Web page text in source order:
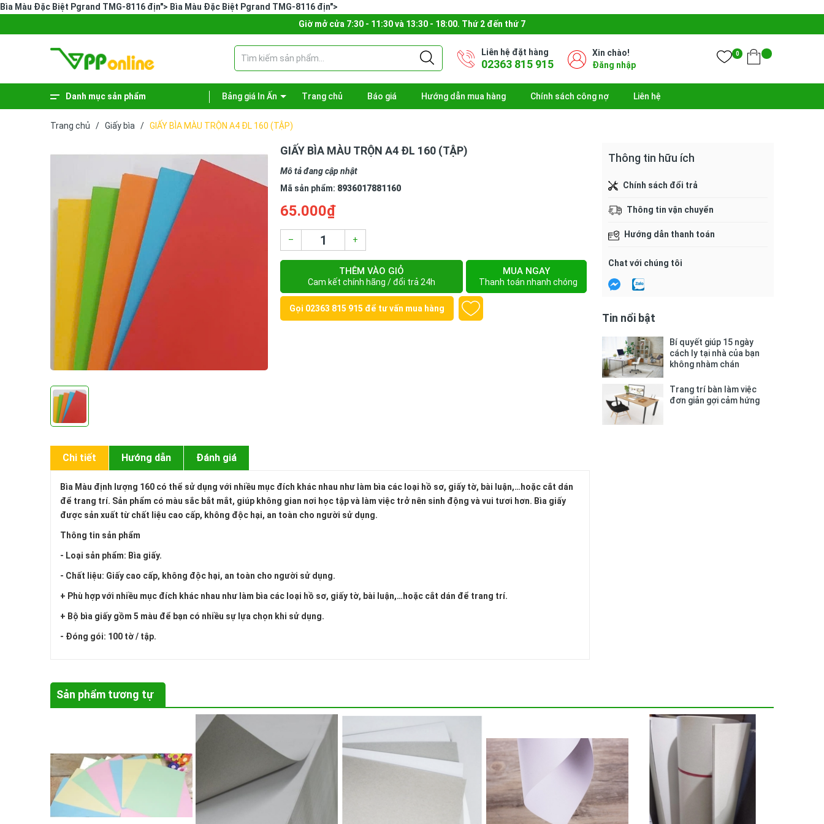
Bìa Màu Đặc Biệt Pgrand TMG-8116 địn"> Bìa Màu Đặc Biệt Pgrand TMG-8116 địn">
Giờ mở cửa 7:30 - 11:30 và 13:30 - 18:00. Thứ 2 đến thứ 7
Liên hệ đặt hàng
02363 815 915
Xin chào!
Đăng nhập
0
Danh mục sản phẩm Bảng giá In Ấn Trang chủ Báo giá Hướng dẫn mua hàng Chính sách công nợ Liên hệ
Trang chủ / Giấy bìa / GIẤY BÌA MÀU TRỘN A4 ĐL 160 (TẬP)
GIẤY BÌA MÀU TRỘN A4 ĐL 160 (TẬP)
Mô tả đang cập nhật
Mã sản phẩm: 8936017881160
65.000₫
– +
THÊM VÀO GIỎ
Cam kết chính hãng / đổi trả 24h
MUA NGAY
Thanh toán nhanh chóng
Gọi 02363 815 915 để tư vấn mua hàng
Chi tiết Hướng dẫn Đánh giá
Bìa Màu định lượng 160 có thể sử dụng với nhiều mục đích khác nhau như làm bìa các loại hồ sơ, giấy tờ, bài luận,…hoặc cắt dán
để trang trí. Sản phẩm có màu sắc bắt mắt, giúp không gian nơi học tập và làm việc trở nên sinh động và vui tươi hơn. Bìa giấy
được sản xuất từ chất liệu cao cấp, không độc hại, an toàn cho người sử dụng.
Thông tin sản phẩm
- Loại sản phẩm: Bìa giấy.
- Chất liệu: Giấy cao cấp, không độc hại, an toàn cho người sử dụng.
+ Phù hợp với nhiều mục đích khác nhau như làm bìa các loại hồ sơ, giấy tờ, bài luận,…hoặc cắt dán để trang trí.
+ Bộ bìa giấy gồm 5 màu để bạn có nhiều sự lựa chọn khi sử dụng.
- Đóng gói: 100 tờ / tập.
Thông tin hữu ích
Chính sách đổi trả
Thông tin vận chuyển
Hướng dẫn thanh toán
Chat với chúng tôi
Tin nổi bật
Bí quyết giúp 15 ngày
cách ly tại nhà của bạn
không nhàm chán
Trang trí bàn làm việc
đơn giản gợi cảm hứng
Sản phẩm tương tự